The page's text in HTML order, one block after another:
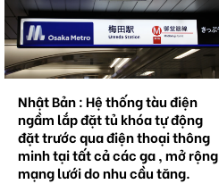
Nhật Bản : Hệ thống tàu điện
ngầm lắp đặt tủ khóa tự động
đặt trước qua điện thoại thông
minh tại tất cả các ga , mở rộng
mạng lưới do nhu cầu tăng.